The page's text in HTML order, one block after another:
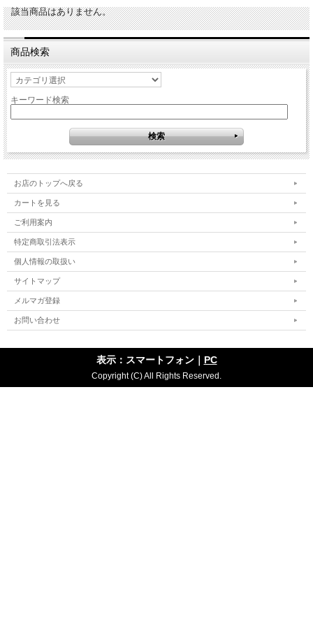
該当商品はありません。
商品検索
キーワード検索
お店のトップへ戻る
カートを見る
ご利用案内
特定商取引法表示
個人情報の取扱い
サイトマップ
メルマガ登録
お問い合わせ
表示：スマートフォン｜ PC
Copyright (C) All Rights Reserved.